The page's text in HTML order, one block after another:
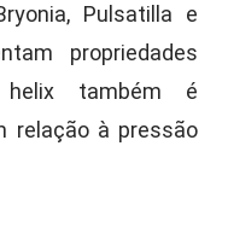
Pulsatilla e
propriedades
helix também é
relação à pressão